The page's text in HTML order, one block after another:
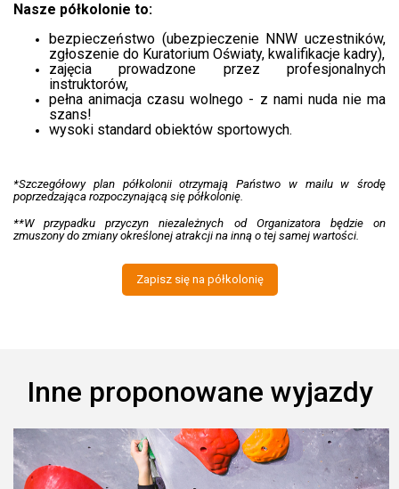
Nasze półkolonie to:
bezpieczeństwo (ubezpieczenie NNW uczestników,
zgłoszenie do Kuratorium Oświaty, kwalifikacje kadry),
zajęcia prowadzone przez profesjonalnych
instruktorów,
pełna animacja czasu wolnego - z nami nuda nie ma
szans!
wysoki standard obiektów sportowych.
*Szczegółowy plan półkolonii otrzymają Państwo w mailu w środę
poprzedzająca rozpoczynającą się półkolonię.
**W przypadku przyczyn niezależnych od Organizatora będzie on
zmuszony do zmiany określonej atrakcji na inną o tej samej wartości.
Zapisz się na półkolonię
Inne proponowane wyjazdy